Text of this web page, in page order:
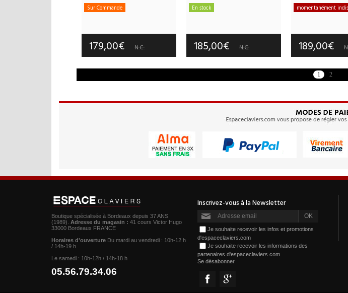
Sur Commande
Garantie :3 an(s)
179,00€ N.C.
En stock
Garantie :3 an(s)
185,00€ N.C.
momentanément
Garantie :3
189,00€
1 2
Boutique spécialisée à Bordeaux depuis 37 ANS
(1989). Adresse du magasin : 41 cours Victor Hugo
33000 Bordeaux FRANCE
Horaires d'ouverture Du mardi au vendredi : 10h-12 h
/ 14h-19 h
Le samedi : 10h-12h / 14h-18 h
05.56.79.34.06
Je souhaite recevoir les infos et promotions
d'espaceclaviers.com
Je souhaite recevoir les informations des
partenaires d'espaceclaviers.com
Se désabonner